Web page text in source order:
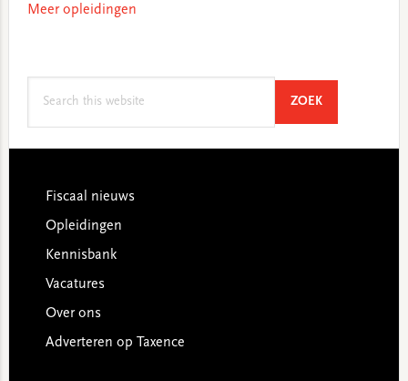
Meer opleidingen
ZOEKSEARCH
Footer
Fiscaal nieuws
Opleidingen
Kennisbank
Vacatures
Over ons
Adverteren op Taxence